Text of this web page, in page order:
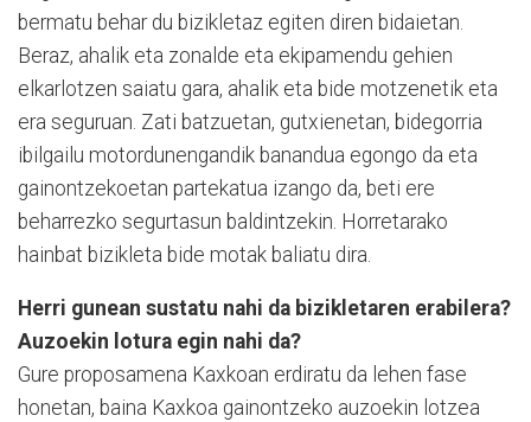
bermatu behar du bizikletaz egiten diren bidaietan.
Beraz, ahalik eta zonalde eta ekipamendu gehien
elkarlotzen saiatu gara, ahalik eta bide motzenetik eta
era seguruan. Zati batzuetan, gutxienetan, bidegorria
ibilgailu motordunengandik banandua egongo da eta
gainontzekoetan partekatua izango da, beti ere
beharrezko segurtasun baldintzekin. Horretarako
hainbat bizikleta bide motak baliatu dira.
Herri gunean sustatu nahi da bizikletaren erabilera?
Auzoekin lotura egin nahi da?
Gure proposamena Kaxkoan erdiratu da lehen fase
honetan, baina Kaxkoa gainontzeko auzoekin lotzea